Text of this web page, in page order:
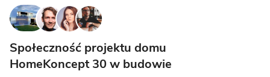
Społeczność projektu domu
HomeKoncept 30 w budowie